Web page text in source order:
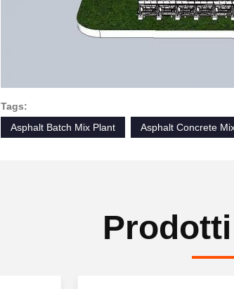
Tags:
Asphalt Batch Mix Plant
Asphalt Concrete